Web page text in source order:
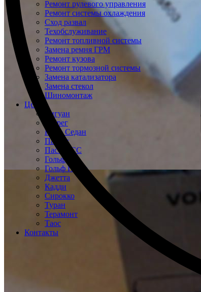
Ремонт рулевого управления
Ремонт системы охлаждения
Сход развал
Техобслуживание
Ремонт топливной системы
Замена ремня ГРМ
Ремонт кузова
Ремонт тормозной системы
Замена катализатора
Замена стекол
Шиномонтаж
Цены
Тигуан
Туарег
Поло Седан
Пассат
Пассат СС
Гольф
Гольф Плюс
Джетта
Кадди
Сирокко
Туран
Терамонт
Таос
Контакты